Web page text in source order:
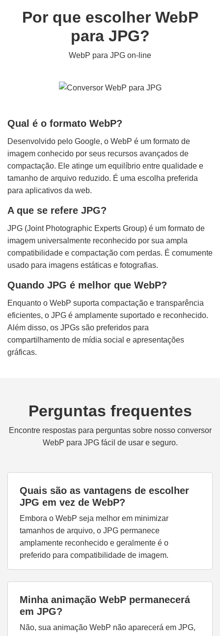
Por que escolher WebP
para JPG?
WebP para JPG on-line
Qual é o formato WebP?
Desenvolvido pelo Google, o WebP é um formato de
imagem conhecido por seus recursos avançados de
compactação. Ele atinge um equilíbrio entre qualidade e
tamanho de arquivo reduzido. É uma escolha preferida
para aplicativos da web.
A que se refere JPG?
JPG (Joint Photographic Experts Group) é um formato de
imagem universalmente reconhecido por sua ampla
compatibilidade e compactação com perdas. É comumente
usado para imagens estáticas e fotografias.
Quando JPG é melhor que WebP?
Enquanto o WebP suporta compactação e transparência
eficientes, o JPG é amplamente suportado e reconhecido.
Além disso, os JPGs são preferidos para
compartilhamento de mídia social e apresentações
gráficas.
Perguntas frequentes
Encontre respostas para perguntas sobre nosso conversor
WebP para JPG fácil de usar e seguro.
Quais são as vantagens de escolher
JPG em vez de WebP?
Embora o WebP seja melhor em minimizar
tamanhos de arquivo, o JPG permanece
amplamente reconhecido e geralmente é o
preferido para compatibilidade de imagem.
Minha animação WebP permanecerá
em JPG?
Não, sua animação WebP não aparecerá em JPG,